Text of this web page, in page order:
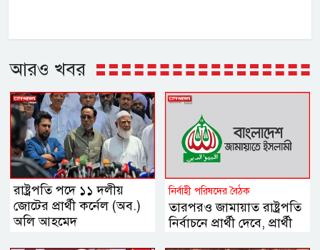
আরও খবর
রাষ্ট্রপতি পদে ১১ দলীয়
জোটের প্রার্থী কর্নেল (অব.)
অলি আহমেদ
নির্বাহী পরিষদের বৈঠক
তারপরও জামায়াত রাষ্ট্রপতি
নির্বাচনে প্রার্থী দেবে, প্রার্থী